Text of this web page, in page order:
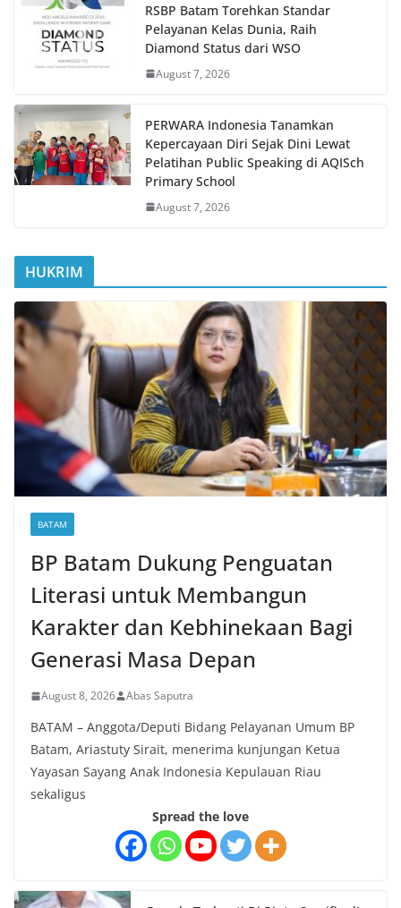
RSBP Batam Torehkan Standar
Pelayanan Kelas Dunia, Raih
Diamond Status dari WSO
August 7, 2026
PERWARA Indonesia Tanamkan
Kepercayaan Diri Sejak Dini Lewat
Pelatihan Public Speaking di AQISch
Primary School
August 7, 2026
HUKRIM
BATAM
BP Batam Dukung Penguatan
Literasi untuk Membangun
Karakter dan Kebhinekaan Bagi
Generasi Masa Depan
August 8, 2026 Abas Saputra
BATAM – Anggota/Deputi Bidang Pelayanan Umum BP
Batam, Ariastuty Sirait, menerima kunjungan Ketua
Yayasan Sayang Anak Indonesia Kepulauan Riau
sekaligus
Spread the love